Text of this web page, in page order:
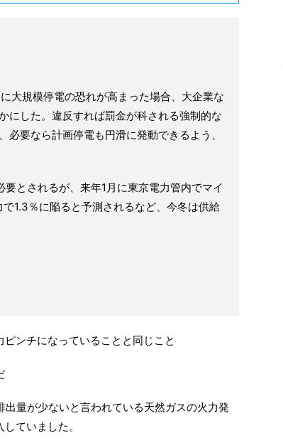
大規模停電の恐れが高まった場合、大企業な
にした。違反すれば罰金が科される強制的な
要なら計画停電も円滑に発動できるよう、
とされるが、来年1月に東京電力管内でマイ
1.3％に陥ると予測されるなど、今冬は供給
ンチになっていることと同じこと
量が少ないと言われている天然ガスの火力発
ていました。